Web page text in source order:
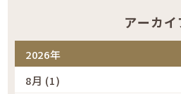
アーカイ
2026年
8月 (1)